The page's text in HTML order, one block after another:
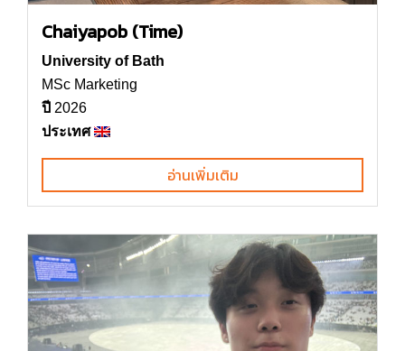
Chaiyapob (Time)
University of Bath
MSc Marketing
ปี 2026
ประเทศ
อ่านเพิ่มเติม